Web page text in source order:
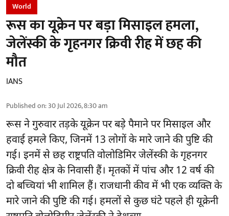
World
रूस का यूक्रेन पर बड़ा मिसाइल हमला,
जेलेंस्की के गृहनगर क्रिवी रीह में छह की
मौत
IANS
Published on:30 Jul 2026, 8:30 am
रूस ने गुरुवार तड़के यूक्रेन पर बड़े पैमाने पर मिसाइल और
हवाई हमले किए, जिनमें 13 लोगों के मारे जाने की पुष्टि की
गई। इनमें से छह राष्ट्रपति वोलोडिमिर जेलेंस्की के गृहनगर
क्रिवी रीह क्षेत्र के निवासी हैं। मृतकों में पांच और 12 वर्ष की
दो बच्चियां भी शामिल हैं। राजधानी कीव में भी एक व्यक्ति के
मारे जाने की पुष्टि की गई। हमलों से कुछ घंटे पहले ही यूक्रेनी